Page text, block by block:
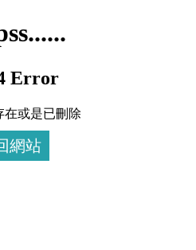
Error
在或是已刪除
網站